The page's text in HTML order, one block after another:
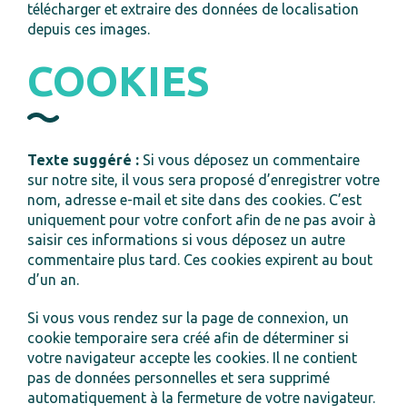
télécharger et extraire des données de localisation
depuis ces images.
COOKIES
Texte suggéré : Si vous déposez un commentaire
sur notre site, il vous sera proposé d’enregistrer votre
nom, adresse e-mail et site dans des cookies. C’est
uniquement pour votre confort afin de ne pas avoir à
saisir ces informations si vous déposez un autre
commentaire plus tard. Ces cookies expirent au bout
d’un an.
Si vous vous rendez sur la page de connexion, un
cookie temporaire sera créé afin de déterminer si
votre navigateur accepte les cookies. Il ne contient
pas de données personnelles et sera supprimé
automatiquement à la fermeture de votre navigateur.